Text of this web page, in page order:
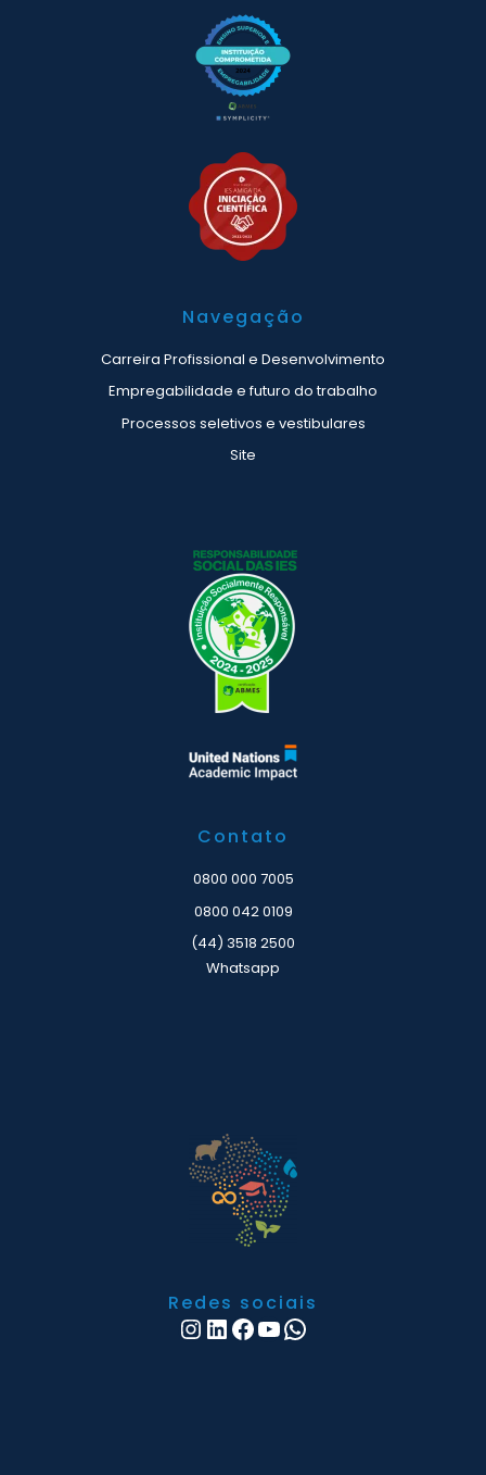
Navegação
Carreira Profissional e Desenvolvimento
Empregabilidade e futuro do trabalho
Processos seletivos e vestibulares
Site
Contato
0800 000 7005
0800 042 0109
(44) 3518 2500
Whatsapp
Redes sociais
Instagram
LinkedIn
Facebook
Youtube
WhatsApp